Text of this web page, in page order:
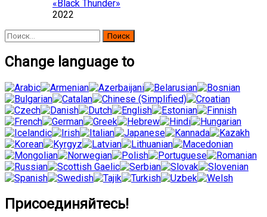
«Black Thunder»
2022
Найти:
Change language to
Присоединяйтесь!